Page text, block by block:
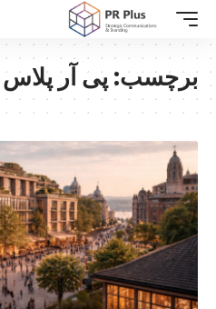
برچسب: پی آر پلاس